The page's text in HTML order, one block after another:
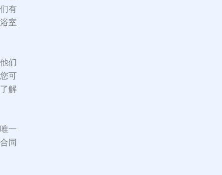
有
室
们
可
解
一
同